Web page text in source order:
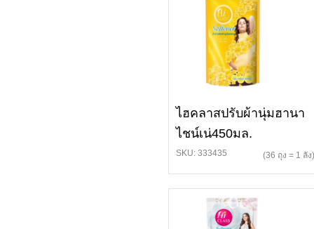
ไฮคลาสปรับผ้านุ่มฮานา
ไชน์เน่450มล.
SKU: 333435 (36 ถุง = 1 ลัง)